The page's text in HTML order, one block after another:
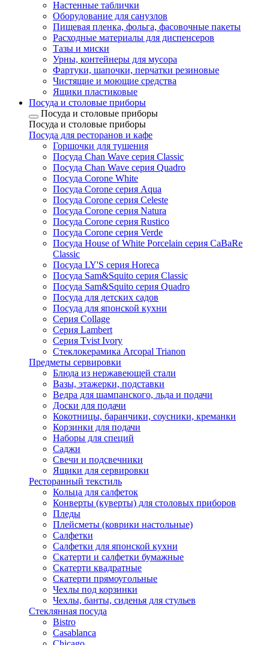
Настенные таблички
Оборудование для санузлов
Пищевая пленка, фольга, фасовочные пакеты
Расходные материалы для диспенсеров
Тазы и миски
Урны, контейнеры для мусора
Фартуки, шапочки, перчатки резиновые
Чистящие и моющие средства
Ящики пластиковые
Посуда и столовые приборы
Посуда и столовые приборы
Посуда и столовые приборы
Посуда для ресторанов и кафе
Горшочки для тушения
Посуда Chan Wave серия Classic
Посуда Chan Wave серия Quadro
Посуда Corone White
Посуда Corone серия Aqua
Посуда Corone серия Celeste
Посуда Corone серия Natura
Посуда Corone серия Rustico
Посуда Corone серия Verde
Посуда House of White Porcelain серия CaBaRe
Classic
Посуда LY'S серия Horeca
Посуда Sam&Squito серия Classic
Посуда Sam&Squito серия Quadro
Посуда для детских садов
Посуда для японской кухни
Серия Collage
Серия Lambert
Серия Tvist Ivory
Стеклокерамика Arcopal Trianon
Предметы сервировки
Блюда из нержавеющей стали
Вазы, этажерки, подставки
Ведра для шампанского, льда и подачи
Доски для подачи
Кокотницы, баранчики, соусники, креманки
Корзинки для подачи
Наборы для специй
Саджи
Свечи и подсвечники
Ящики для сервировки
Ресторанный текстиль
Кольца для салфеток
Конверты (куверты) для столовых приборов
Пледы
Плейсметы (коврики настольные)
Салфетки
Салфетки для японской кухни
Скатерти и салфетки бумажные
Скатерти квадратные
Скатерти прямоугольные
Чехлы под корзинки
Чехлы, банты, сиденья для стульев
Стеклянная посуда
Bistro
Casablanca